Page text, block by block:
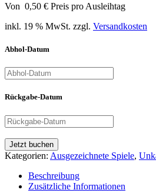
Von 0,50 € Preis pro Ausleihtag
inkl. 19 % MwSt. zzgl. Versandkosten
Abhol-Datum
Rückgabe-Datum
Jetzt buchen
Kategorien: Ausgezeichnete Spiele,
Beschreibung
Zusätzliche Informationen